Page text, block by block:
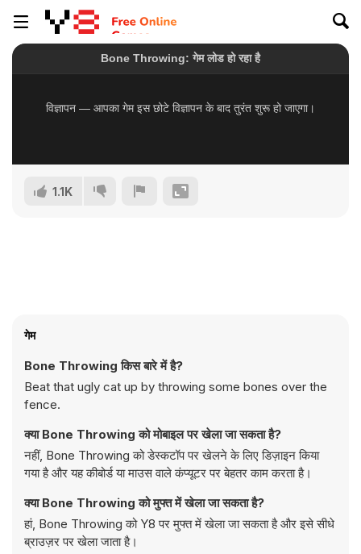
1.1K
गेम
Bone Throwing किस बारे में है?
Beat that ugly cat up by throwing some bones over the
fence.
क्या Bone Throwing को मोबाइल पर खेला जा सकता है?
नहीं, Bone Throwing को डेस्कटॉप पर खेलने के लिए डिज़ाइन किया
गया है और यह कीबोर्ड या माउस वाले कंप्यूटर पर बेहतर काम करता है।
क्या Bone Throwing को मुफ्त में खेला जा सकता है?
हां, Bone Throwing को Y8 पर मुफ्त में खेला जा सकता है और इसे सीधे
ब्राउज़र पर खेला जाता है।